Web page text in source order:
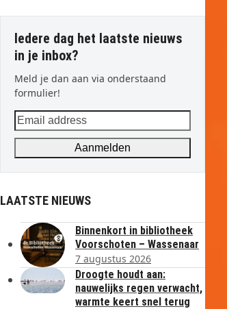
Iedere dag het laatste nieuws
in je inbox?
Meld je dan aan via onderstaand
formulier!
Email
address
Aanmelden
LAATSTE NIEUWS
Binnenkort in bibliotheek
Voorschoten – Wassenaar
7 augustus 2026
Droogte houdt aan:
nauwelijks regen verwacht,
warmte keert snel terug